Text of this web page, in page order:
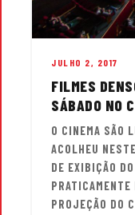
JULHO 2, 2017
FILMES
SÁBADO NO
O CINEMA SÃO
ACOLHEU
DE EXIBIÇÃO
PRATICAMENTE
PROJEÇÃO DO